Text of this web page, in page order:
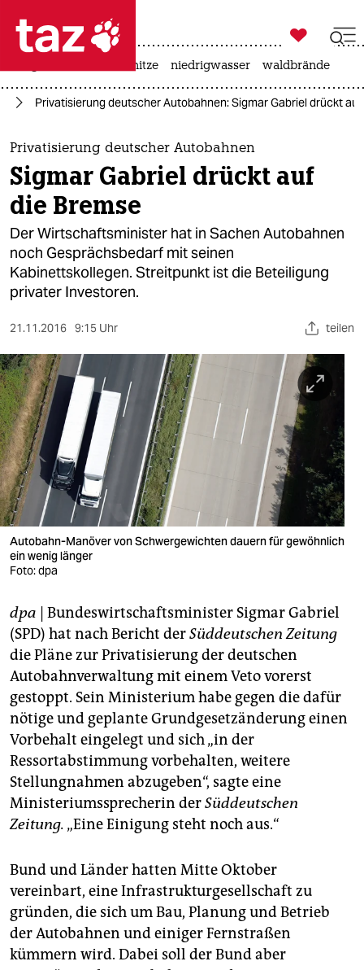
 taz zahl ich
taz zahl ich
themen
politik
öko
gesellschaft
kultur
sport
berlin
nord
wahrheit
verlag
verlag
veranstaltungen
shop
fragen & hilfe
unterstützen
abo
genossenschaft
epaper login

taz zahl ich
hitze niedrigwasser waldbrände
Privatisierung deutscher Autobahnen: Sigmar Gabriel drückt
Privatisierung deutscher Autobahnen
Sigmar Gabriel drückt auf
die Bremse
Der Wirtschaftsminister hat in Sachen Autobahnen
noch Gesprächsbedarf mit seinen
Kabinettskollegen. Streitpunkt ist die Beteiligung
privater Investoren.
21.11.2016 9:15 Uhr teilen
Autobahn-Manöver von Schwergewichten dauern für gewöhnlich
ein wenig länger
Foto: dpa
dpa | Bundeswirtschaftsminister Sigmar Gabriel
(SPD) hat nach Bericht derSüddeutschen Zeitung
die Pläne zur Privatisierung der deutschen
Autobahnverwaltung mit einem Veto vorerst
gestoppt. Sein Ministerium habe gegen die dafür
nötige und geplante Grundgesetzänderung einen
Vorbehalt eingelegt und sich „in der
Ressortabstimmung vorbehalten, weitere
Stellungnahmen abzugeben“, sagte eine
Ministeriumssprecherin derSüddeutschen
Zeitung. „Eine Einigung steht noch aus.“
Bund und Länder hatten Mitte Oktober
vereinbart, eine Infrastrukturgesellschaft zu
gründen, die sich um Bau, Planung und Betrieb
der Autobahnen und einiger Fernstraßen
kümmern wird. Dabei soll der Bund aber